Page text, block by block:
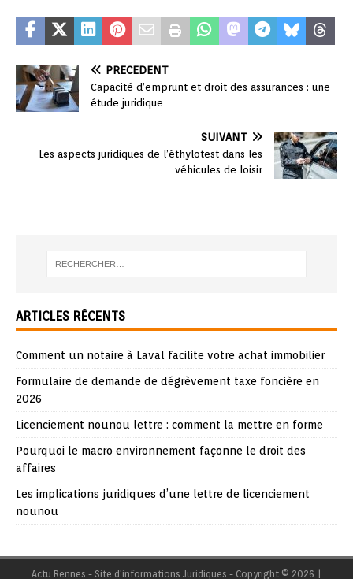
PRÉCÉDENT
Capacité d’emprunt et droit des assurances : une
étude juridique
SUIVANT
Les aspects juridiques de l’éthylotest dans les
véhicules de loisir
ARTICLES RÉCENTS
Comment un notaire à Laval facilite votre achat immobilier
Formulaire de demande de dégrèvement taxe foncière en
2026
Licenciement nounou lettre : comment la mettre en forme
Pourquoi le macro environnement façonne le droit des
affaires
Les implications juridiques d’une lettre de licenciement
nounou
Actu Rennes - Site d'informations Juridiques - Copyright © 2026